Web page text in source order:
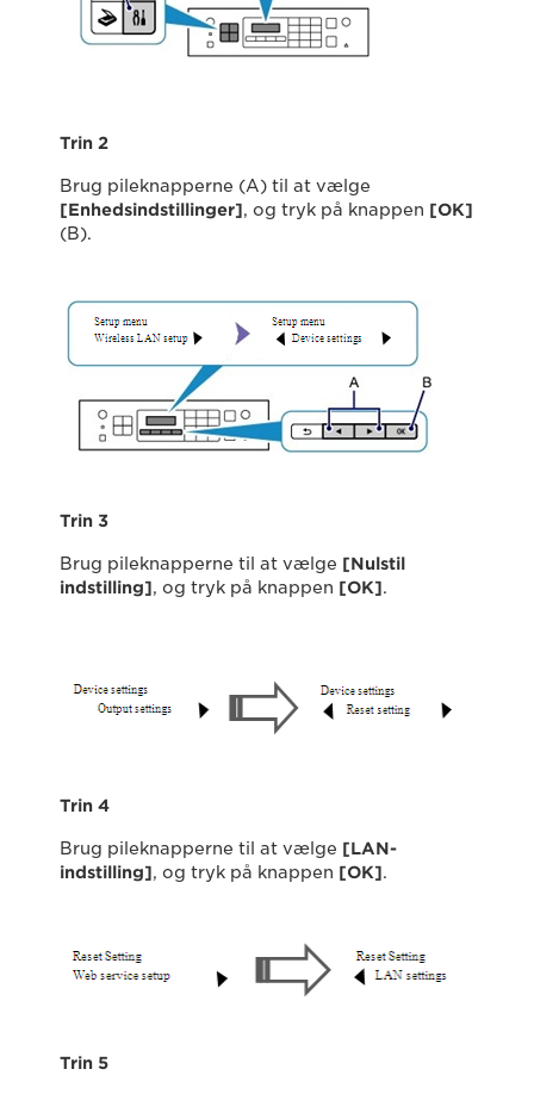
Trin 2
Brug pileknapperne (A) til at vælge
[Enhedsindstillinger], og tryk på knappen [OK]
(B).
Trin 3
Brug pileknapperne til at vælge [Nulstil
indstilling], og tryk på knappen [OK].
Trin 4
Brug pileknapperne til at vælge [LAN-
indstilling], og tryk på knappen [OK].
Trin 5